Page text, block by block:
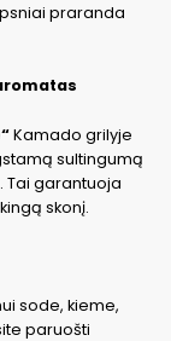
praranda
Kamado grilyje
sultingumą
Tai garantuoja
skonį.
sode, kieme,
paruošti